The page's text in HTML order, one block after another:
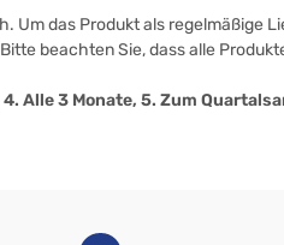
das Produkt als regelmäßige
beachten Sie, dass alle
Alle 3 Monate, 5. Zum